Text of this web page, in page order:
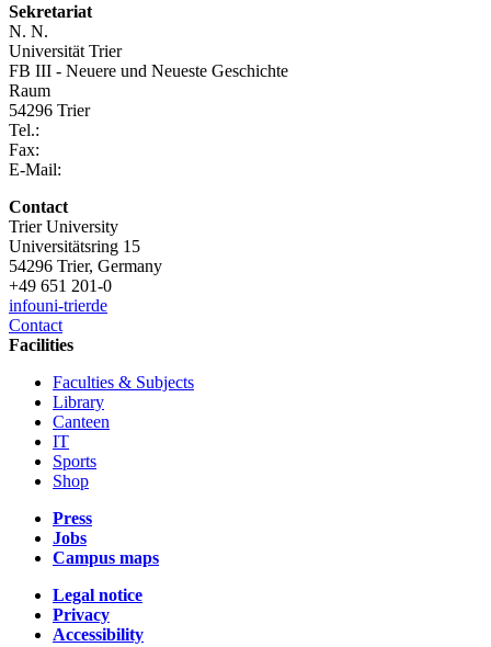
Sekretariat
N. N.
Universität Trier
FB III - Neuere und Neueste Geschichte
Raum
54296 Trier
Tel.:
Fax:
E-Mail:
Contact
Trier University
Universitätsring 15
54296 Trier, Germany
+49 651 201-0
infouni-trierde
Contact
Facilities
Faculties & Subjects
Library
Canteen
IT
Sports
Shop
Press
Jobs
Campus maps
Legal notice
Privacy
Accessibility